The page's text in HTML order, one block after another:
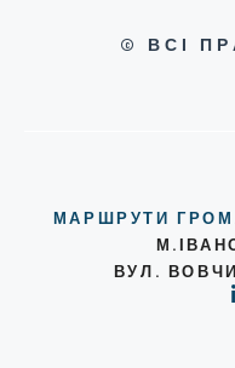
© ВСІ
МАРШРУТИ
ВУЛ.